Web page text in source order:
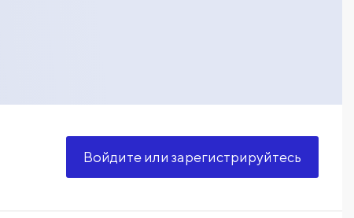
Войдите или зарегистрируйтесь